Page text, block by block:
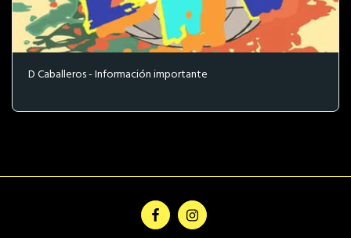
D Caballeros - Información importante